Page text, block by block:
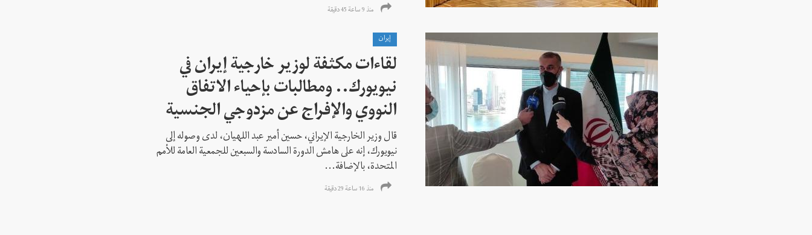
منذ 9 ساعة 45 دقیقة
إيران
لقاءات مكثفة لوزير خارجية إيران في
نيويورك.. ومطالبات بإحياء الاتفاق
النووي والإفراج عن مزدوجي الجنسية
قال وزير الخارجية الإيراني، حسين أمير عبد اللهيان، لدى وصوله إلى
نيويورك، إنه على هامش الدورة السادسة والسبعين للجمعية العامة للأمم
المتحدة، بالإضافة...
منذ 16 ساعة 29 دقیقة